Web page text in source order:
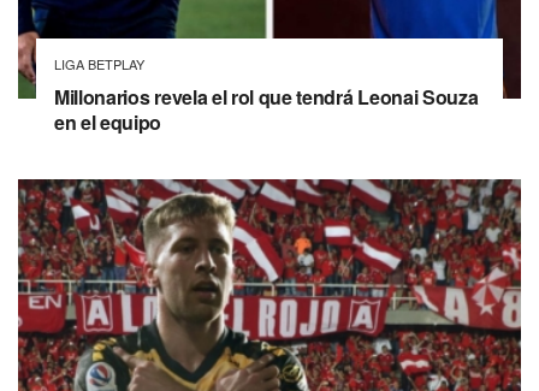
LIGA BETPLAY
Millonarios revela el rol que tendrá Leonai Souza
en el equipo